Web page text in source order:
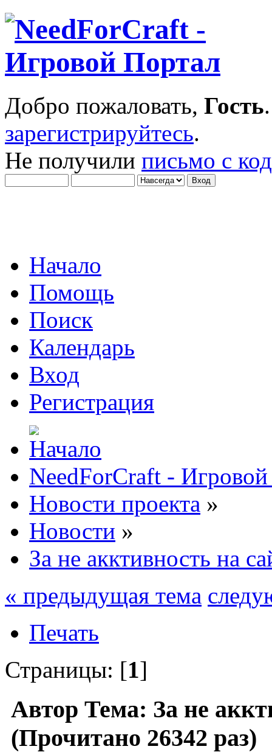
Добро пожаловать, Гость
зарегистрируйтесь.
Не получили письмо с
Начало
Помощь
Поиск
Календарь
Вход
Регистрация
NeedForCraft -
Новости проекта »
Новости »
За не акктивность на
« предыдущая тема
Печать
Страницы: [1]
Автор Тема: За не
(Прочитано 26342 раз)